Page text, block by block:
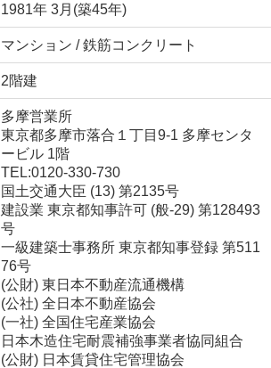
1981年 3月(築45年)
マンション / 鉄筋コンクリート
2階建
多摩営業所
東京都多摩市落合１丁目9-1 多摩センタ
ービル 1階
TEL:0120-330-730
国土交通大臣 (13) 第2135号
建設業 東京都知事許可 (般-29) 第128493
号
一級建築士事務所 東京都知事登録 第511
76号
(公財) 東日本不動産流通機構
(公社) 全日本不動産協会
(一社) 全国住宅産業協会
日本木造住宅耐震補強事業者協同組合
(公財) 日本賃貸住宅管理協会